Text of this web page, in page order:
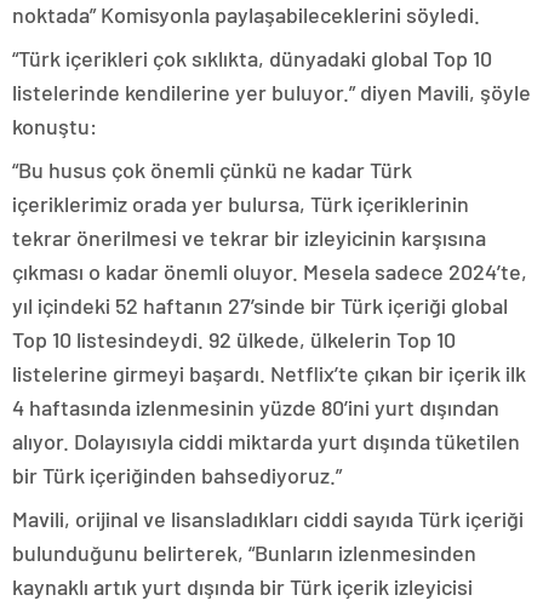
noktada” Komisyonla paylaşabileceklerini söyledi.
“Türk içerikleri çok sıklıkta, dünyadaki global Top 10
listelerinde kendilerine yer buluyor.” diyen Mavili, şöyle
konuştu:
“Bu husus çok önemli çünkü ne kadar Türk
içeriklerimiz orada yer bulursa, Türk içeriklerinin
tekrar önerilmesi ve tekrar bir izleyicinin karşısına
çıkması o kadar önemli oluyor. Mesela sadece 2024’te,
yıl içindeki 52 haftanın 27’sinde bir Türk içeriği global
Top 10 listesindeydi. 92 ülkede, ülkelerin Top 10
listelerine girmeyi başardı. Netflix’te çıkan bir içerik ilk
4 haftasında izlenmesinin yüzde 80’ini yurt dışından
alıyor. Dolayısıyla ciddi miktarda yurt dışında tüketilen
bir Türk içeriğinden bahsediyoruz.”
Mavili, orijinal ve lisansladıkları ciddi sayıda Türk içeriği
bulunduğunu belirterek, “Bunların izlenmesinden
kaynaklı artık yurt dışında bir Türk içerik izleyicisi